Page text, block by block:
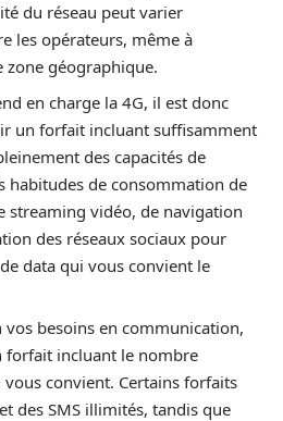
du réseau peut varier
les opérateurs, même à
zone géographique.
en charge la 4G, il est donc
un forfait incluant suffisamment
des capacités de
habitudes de consommation de
streaming vidéo, de navigation
des réseaux sociaux pour
data qui vous convient le
vos besoins en communication,
forfait incluant le nombre
vous convient. Certains forfaits
des SMS illimités, tandis que